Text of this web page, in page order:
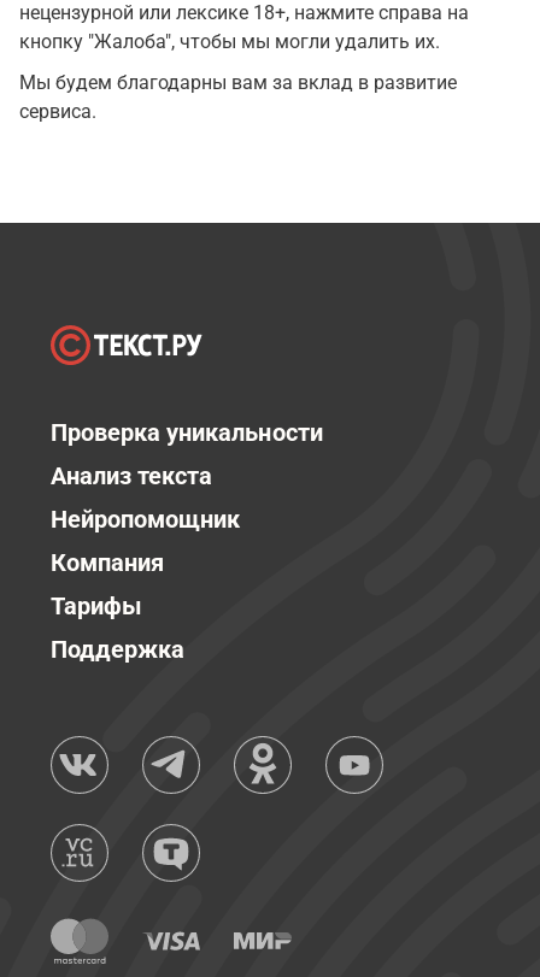
нецензурной или лексике 18+, нажмите справа на
кнопку "Жалоба", чтобы мы могли удалить их.
Мы будем благодарны вам за вклад в развитие
сервиса.
Проверка уникальности
Анализ текста
Нейропомощник
Компания
Тарифы
Поддержка